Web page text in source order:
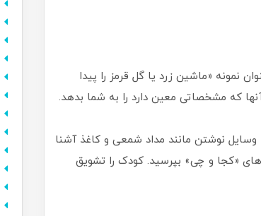
نمونه «ماشین زرد یا گل قرمز را پیدا
نوشتن مانند مداد شمعی و کاغذ آشنا
«کجا و چی» بپرسید. کودک را تشویق